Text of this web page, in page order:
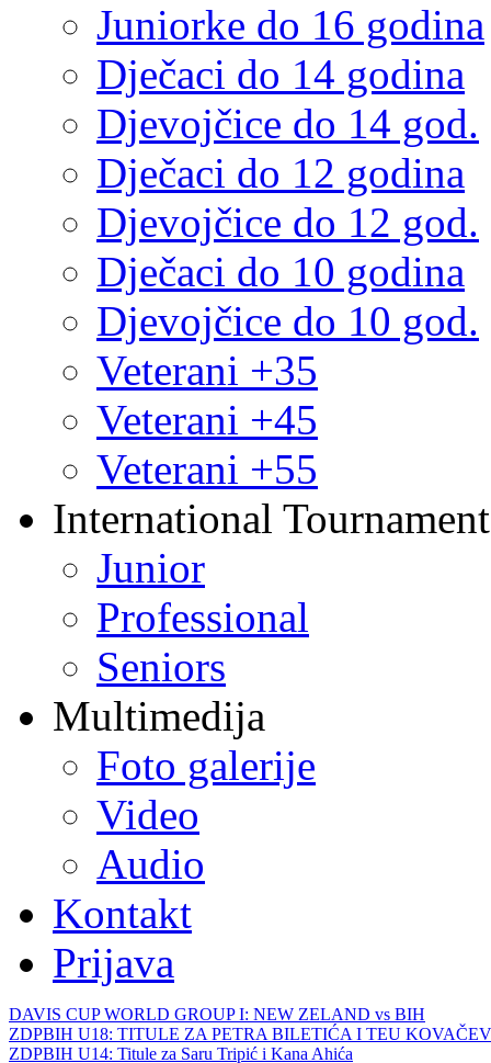
Juniorke do 16 godina
Dječaci do 14 godina
Djevojčice do 14 god.
Dječaci do 12 godina
Djevojčice do 12 god.
Dječaci do 10 godina
Djevojčice do 10 god.
Veterani +35
Veterani +45
Veterani +55
International
Junior
Professional
Seniors
Multimedija
Foto galerije
Video
Audio
Kontakt
Prijava
DAVIS CUP WORLD GROUP I: NEW ZELAND vs BIH
ZDPBIH U18: TITULE ZA PETRA BILETIĆA I TEU
ZDPBIH U14: Titule za Saru Tripić i Kana Ahića